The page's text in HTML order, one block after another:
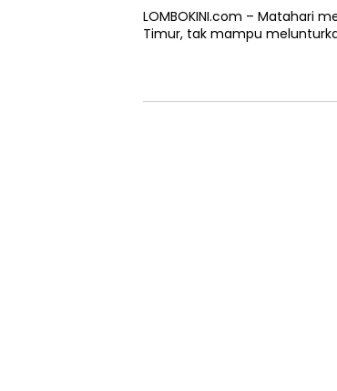
LOMBOKINI.com – Matahari
Timur, tak mampu